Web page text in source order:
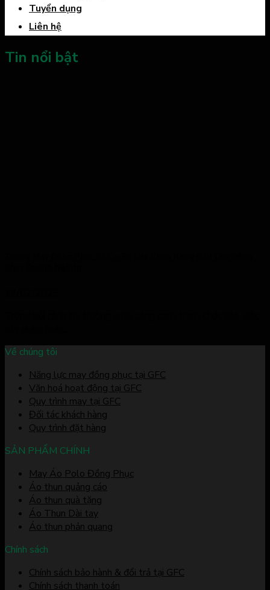
Tuyển dụng
Liên hệ
Tin nổi bật
Về chúng tôi
Năng lực may đồng phục tại GFC
Văn hoá hoạt động tại GFC
Quy trình may tại GFC
Đối tác khách hàng
Quy trình đặt hàng
SẢN PHẨM CHÍNH
May Áo Polo Đồng Phục
Áo thun quảng cáo
Áo thun quà tặng
Áo Thun Dài tay
Áo thun phản quang
Chính sách
Chính sách bảo hành & đổi trả tại GFC
Chính sách thanh toán